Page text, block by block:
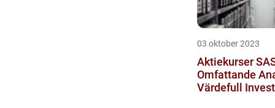
03 oktober 2023
Aktiekurser
Omfattande
Värdefull